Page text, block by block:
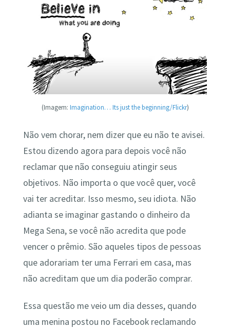
(Imagem: Imagination… Its just the beginning/Flickr)
Não vem chorar, nem dizer que eu não te avisei.
Estou dizendo agora para depois você não
reclamar que não conseguiu atingir seus
objetivos. Não importa o que você quer, você
vai ter acreditar. Isso mesmo, seu idiota. Não
adianta se imaginar gastando o dinheiro da
Mega Sena, se você não acredita que pode
vencer o prêmio. São aqueles tipos de pessoas
que adorariam ter uma Ferrari em casa, mas
não acreditam que um dia poderão comprar.
Essa questão me veio um dia desses, quando
uma menina postou no Facebook reclamando